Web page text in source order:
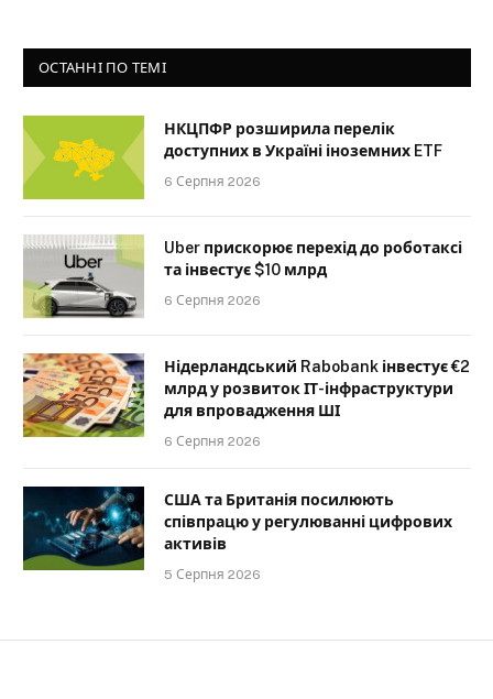
ОСТАННІ ПО ТЕМІ
НКЦПФР розширила перелік
доступних в Україні іноземних ETF
6 Серпня 2026
Uber прискорює перехід до роботаксі
та інвестує $10 млрд
6 Серпня 2026
Нідерландський Rabobank інвестує €2
млрд у розвиток ІТ-інфраструктури
для впровадження ШІ
6 Серпня 2026
США та Британія посилюють
співпрацю у регулюванні цифрових
активів
5 Серпня 2026